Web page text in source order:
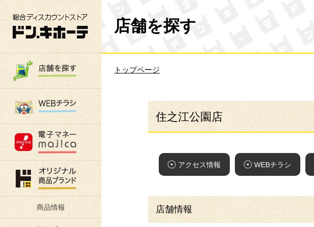
総合ディスカウントストア 驚安の殿堂 ドン・キホーテ
商品情報
店舗を探す
トップページ
住之江公園店
アクセス情報 WEBチラシ
店舗情報